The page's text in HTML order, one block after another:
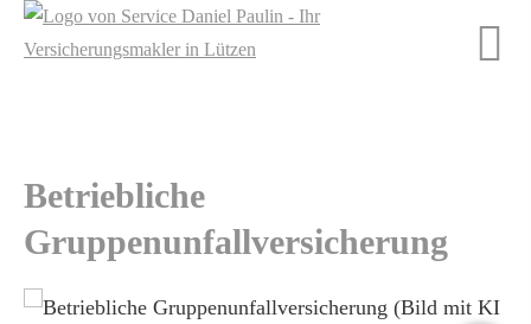
Betriebliche
Gruppenunfallversicherung